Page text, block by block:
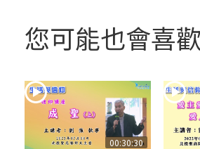
人相遇
(2)黃敏正主教帶你做
越的智慧】：七項齋
您可能也會喜歡
00:30:30